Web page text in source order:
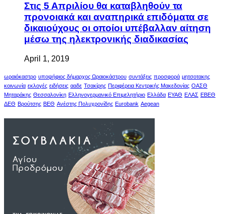
Στις 5 Απριλίου θα καταβληθούν τα
προνοιακά και αναπηρικά επιδόματα σε
δικαιούχους οι οποίοι υπέβαλλαν αίτηση
μέσω της ηλεκτρονικής διαδικασίας
April 1, 2019
ωραιόκαστρο υποψήφιος δήμαρχος Ωραιοκάστρου συντάξεις προσφορά μητσοτακης
κοινωνία εκλογές ειδήσεις ααδε Τσακίρης Περιφέρεια Κεντρικής Μακεδονίας ΟΑΣΘ
Μηταράκης Θεσσαλονίκη Ελληνογερμανικό Επιμελητήριο Ελλάδα ΕΥΑΘ ΕΛΑΣ ΕΒΕΘ
ΔΕΘ Βρούτσης ΒΕΘ Ανέστης Πολυχρονίδης Eurobank Aegean